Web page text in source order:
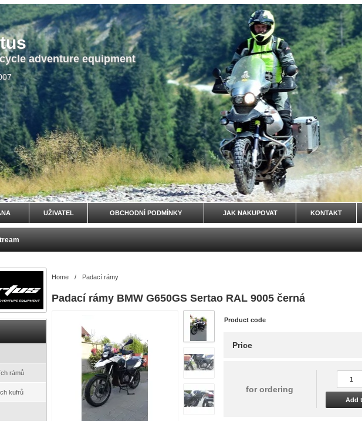
adventure equipment
UŽIVATEL OBCHODNÍ PODMÍNKY JAK NAKUPOVAT KONTAKT
rámů
kufrů
Home / Padací rámy
Padací rámy BMW G650GS Sertao RAL 9005 černá
Product code
Price
for ordering
Add